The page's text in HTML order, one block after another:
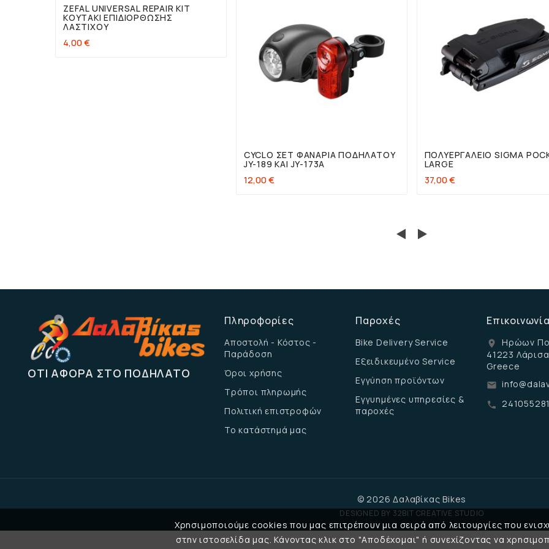
Χρησιμοποιούμε cookies που μας επιτρέπουν μια σειρά από λειτουργίες που
στην ιστοσελίδα μας. Κάνοντας κλικ στο "Αποδέχομαι" ή συνεχίζοντας να
ZEFAL UNIVERSAL REPAIR KIT
ΚΟΥΤΆΚΙ ΕΠΙΔΙΌΡΘΩΣΗΣ
ΛΆΣΤΙΧΟΥ
4,00 €
CYCLO ΣΕΤ ΦΑΝΆΡΙΑ ΠΟΔΗΛΆΤΟΥ
JY-189 ΚΑΙ JY-173A
12,00 €
ΠΟΛΥΕΡΓΑΛΕΊΟ SIGMA
LARGE
37,00 €
ΌΤΙ ΑΦΟΡΆ ΣΤΟ ΠΟΔΉΛΑΤΟ
Πληροφορίες
Αποστολή - Κόστος -
Παράδοση
Όροι χρήσης
Τρόποι πληρωμής
Πολιτική επιστροφών
Το κατάστημά μας
Παροχές
Bike Delivery Service
Εξειδικευμένο Service
Εγγύηση προϊόντων
Εγγυημένες υπηρεσίες &
παροχές
Επικοινωνία
location_on
Ηρώων
41223 Λάρισα
Greece
email
call
© 2026 Δαλαβίκας Bikes
DESIGNED BY 32BIT CREATIVE STUDIO